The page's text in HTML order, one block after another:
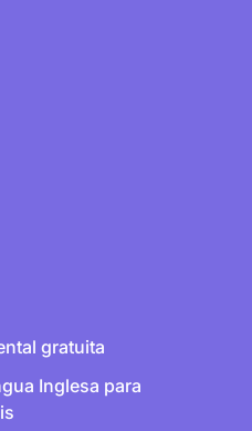
gratuita
Inglesa para